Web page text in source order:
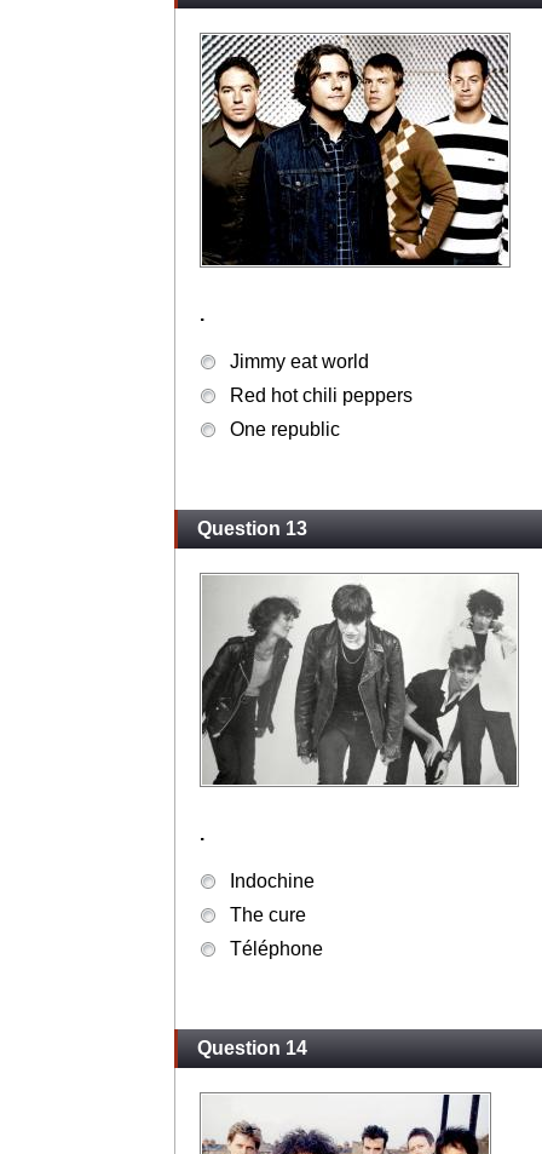
.
Jimmy eat world
Red hot chili peppers
One republic
Question 13
.
Indochine
The cure
Téléphone
Question 14